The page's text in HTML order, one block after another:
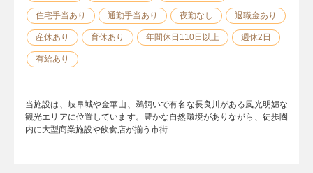
住宅手当あり 通勤手当あり 夜勤なし 退職金あり
産休あり 育休あり 年間休日110日以上 週休2日
有給あり
当施設は、岐阜城や金華山、鵜飼いで有名な長良川がある風光明媚な
観光エリアに位置しています。豊かな自然環境がありながら、徒歩圏
内に大型商業施設や飲食店が揃う市街…